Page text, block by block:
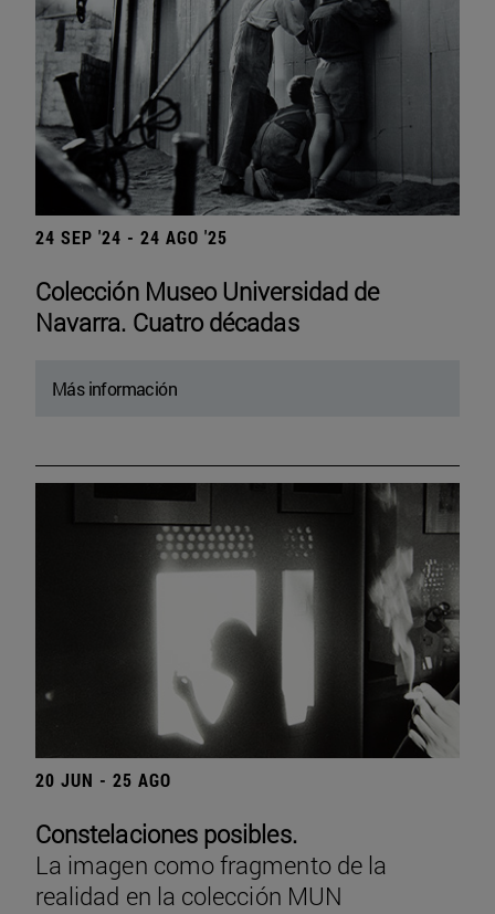
24 SEP '24 - 24 AGO '25
Colección Museo Universidad de
Navarra. Cuatro décadas
Más información
20 JUN - 25 AGO
Constelaciones posibles.
La imagen como fragmento de la
realidad en la colección MUN